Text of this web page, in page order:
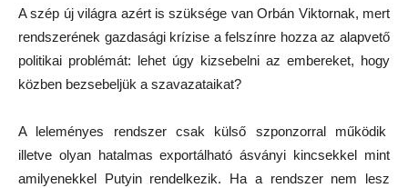
A szép új világra azért is szüksége van Orbán Viktornak, mert
rendszerének gazdasági krízise a felszínre hozza az alapvető
politikai problémát: lehet úgy kizsebelni az embereket, hogy
közben bezsebeljük a szavazataikat?
A leleményes rendszer csak külső szponzorral működik
illetve olyan hatalmas exportálható ásványi kincsekkel mint
amilyenekkel Putyin rendelkezik. Ha a rendszer nem lesz